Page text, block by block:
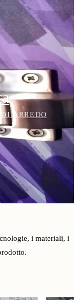
ARREDO
i materiali, i